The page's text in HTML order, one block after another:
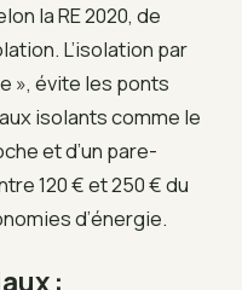
la RE 2020, de
L’isolation par
», évite les ponts
isolants comme le
et d’un pare-
120 € et 250 € du
d’énergie.
: